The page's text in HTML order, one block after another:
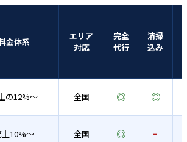
金体系
エリア
対応
完全
代行
清掃
込み
の12%〜 全国 ◎ ◎
10%〜 全国 ◎ −